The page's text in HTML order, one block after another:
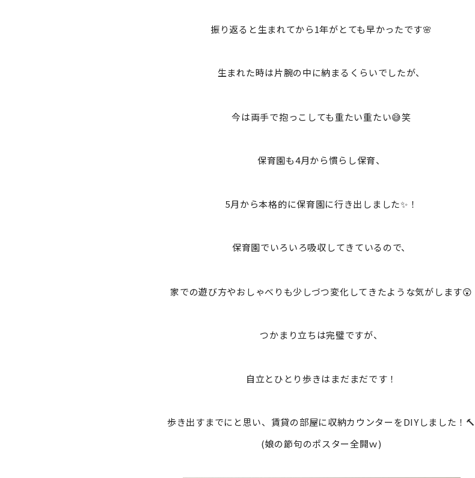
振り返ると生まれてから1年がとても早かったです🌸
生まれた時は片腕の中に納まるくらいでしたが、
今は両手で抱っこしても重たい重たい😅笑
保育園も4月から慣らし保育、
5月から本格的に保育園に行き出しました✨！
保育園でいろいろ吸収してきているので、
家での遊び方やおしゃべりも少しづつ変化してきたような気がします😲
つかまり立ちは完璧ですが、
自立とひとり歩きはまだまだです！
歩き出すまでにと思い、賃貸の部屋に収納カウンターをDIYしました！🔨
(娘の節句のポスター全開ｗ)